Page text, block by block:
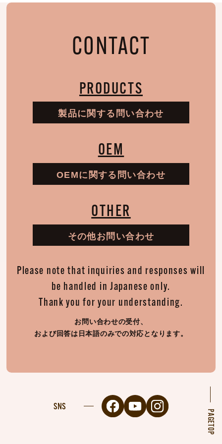
CONTACT
PRODUCTS
製品に関する問い合わせ
OEM
OEMに関する問い合わせ
OTHER
その他お問い合わせ
Please note that inquiries and responses will
be handled in Japanese only.
Thank you for your understanding.
お問い合わせの受付、
および回答は日本語のみでの対応となります。
SNS
PAGETOP